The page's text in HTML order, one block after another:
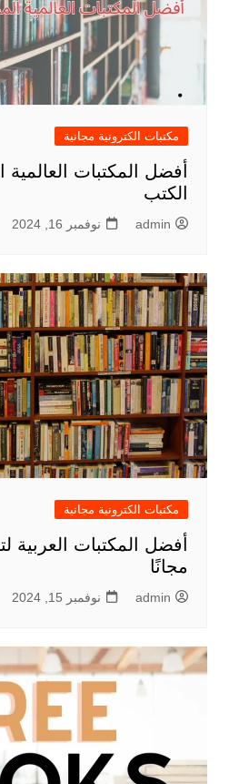
مكتبات الكترونية مجانية
أفضل المكتبات العالمية
الكتب
admin نوفمبر 16, 2024
مكتبات الكترونية مجانية
مجانًا
admin نوفمبر 15, 2024